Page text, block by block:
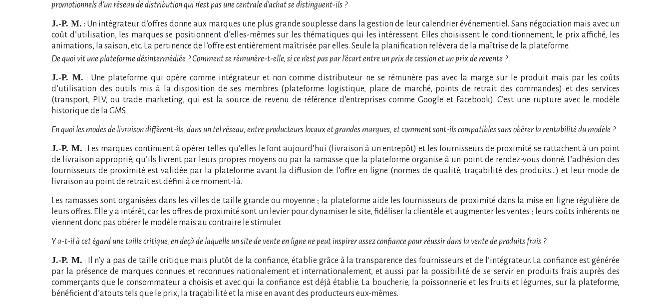
promotionnels d’un réseau de distribution qui n’est pas une centrale d’achat se distinguent-ils ?
J.-P. M. : Un intégrateur d’offres donne aux marques une plus grande souplesse dans la gestion de leur calendrier événementiel. Sans négociation mais avec un
coût d’utilisation, les marques se positionnent d’elles-mêmes sur les thématiques qui les intéressent. Elles choisissent le conditionnement, le prix affiché, les
animations, la saison, etc. La pertinence de l’offre est entièrement maîtrisée par elles. Seule la planification relèvera de la maîtrise de la plateforme.
De quoi vit une plateforme désintermédiée ? Comment se rémunère-t-elle, si ce n’est pas par l’écart entre un prix de cession et un prix de revente ?
J.-P. M. : Une plateforme qui opère comme intégrateur et non comme distributeur ne se rémunère pas avec la marge sur le produit mais par les coûts
d’utilisation des outils mis à la disposition de ses membres (plateforme logistique, place de marché, points de retrait des commandes) et des services
(transport, PLV, ou trade marketing, qui est la source de revenu de référence d’entreprises comme Google et Facebook). C’est une rupture avec le modèle
historique de la GMS.
En quoi les modes de livraison diffèrent-ils, dans un tel réseau, entre producteurs locaux et grandes marques, et comment sont-ils compatibles sans obérer la rentabilité du modèle ?
J.-P. M. : Les marques continuent à opérer telles qu’elles le font aujourd’hui (livraison à un entrepôt) et les fournisseurs de proximité se rattachent à un point
de livraison approprié, qu’ils livrent par leurs propres moyens ou par la ramasse que la plateforme organise à un point de rendez-vous donné. L’adhésion des
fournisseurs de proximité est validée par la plateforme avant la diffusion de l’offre en ligne (normes de qualité, traçabilité des produits…) et leur mode de
livraison au point de retrait est défini à ce moment-là.
Les ramasses sont organisées dans les villes de taille grande ou moyenne ; la plateforme aide les fournisseurs de proximité dans la mise en ligne régulière de
leurs offres. Elle y a intérêt, car les offres de proximité sont un levier pour dynamiser le site, fidéliser la clientèle et augmenter les ventes ; leurs coûts inhérents ne
viennent donc pas obérer le modèle mais au contraire le stimuler.
Y a-t-il à cet égard une taille critique, en deçà de laquelle un site de vente en ligne ne peut inspirer assez confiance pour réussir dans la vente de produits frais ?
J.-P. M. : Il n’y a pas de taille critique mais plutôt de la confiance, établie grâce à la transparence des fournisseurs et de l’intégrateur. La confiance est générée
par la présence de marques connues et reconnues nationalement et internationalement, et aussi par la possibilité de se servir en produits frais auprès des
commerçants que le consommateur a choisis et avec qui la confiance est déjà établie. La boucherie, la poissonnerie et les fruits et légumes, sur la plateforme,
bénéficient d’atouts tels que le prix, la traçabilité et la mise en avant des producteurs eux-mêmes.